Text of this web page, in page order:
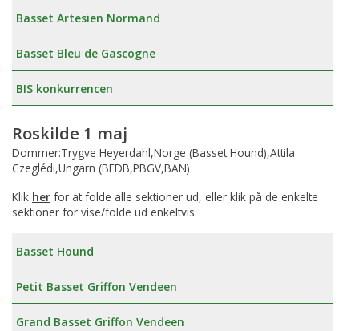
Basset Artesien Normand
Basset Bleu de Gascogne
BIS konkurrencen
Roskilde 1 maj
Dommer:Trygve Heyerdahl,Norge (Basset Hound),Attila
Czeglédi,Ungarn (BFDB,PBGV,BAN)
Klik her for at folde alle sektioner ud, eller klik på de enkelte
sektioner for vise/folde ud enkeltvis.
Basset Hound
Petit Basset Griffon Vendeen
Grand Basset Griffon Vendeen